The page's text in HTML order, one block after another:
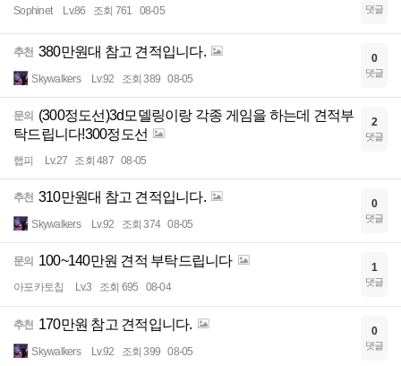
Sophinet Lv.86 조회 761 08-05 댓글
추천 380만원대 참고 견적입니다.
Skywalkers Lv.92 조회 389 08-05
0
댓글
문의 (300정도선)3d모델링이랑 각종 게임을 하는데 견적부
탁드립니다!300정도선
햅피 Lv.27 조회 487 08-05
2
댓글
추천 310만원대 참고 견적입니다.
Skywalkers Lv.92 조회 374 08-05
0
댓글
문의 100~140만원 견적 부탁드립니다
아포카토칩 Lv.3 조회 695 08-04
1
댓글
추천 170만원 참고 견적입니다.
Skywalkers Lv.92 조회 399 08-05
0
댓글